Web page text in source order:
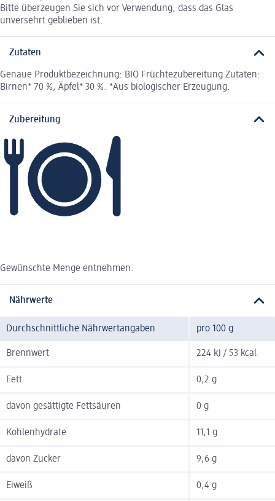
Bitte überzeugen Sie sich vor Verwendung, dass das Glas
unversehrt geblieben ist.
Zutaten
Genaue Produktbezeichnung: BIO Früchtezubereitung Zutaten:
Birnen* 70 %, Äpfel* 30 %. *Aus biologischer Erzeugung.
Zubereitung
Gewünschte Menge entnehmen.
Nährwerte
Durchschnittliche Nährwertangaben pro 100 g
Brennwert 224 kJ / 53 kcal
Fett 0,2 g
davon gesättigte Fettsäuren 0 g
Kohlenhydrate 11,1 g
davon Zucker 9,6 g
Eiweiß 0,4 g